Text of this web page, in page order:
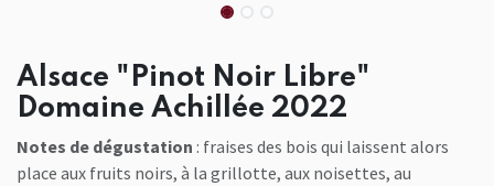
Alsace "Pinot Noir Libre"
Domaine Achillée 2022
Notes de dégustation : fraises des bois qui laissent alors
place aux fruits noirs, à la grillotte, aux noisettes, au